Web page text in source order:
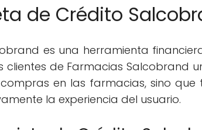
de Crédito
es una herramienta
de Farmacias Salcobrand
en las farmacias, sino
la experiencia del usuario.